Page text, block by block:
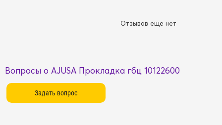
Отзывов ещё нет
Вопросы о AJUSA Прокладка гбц 10122600